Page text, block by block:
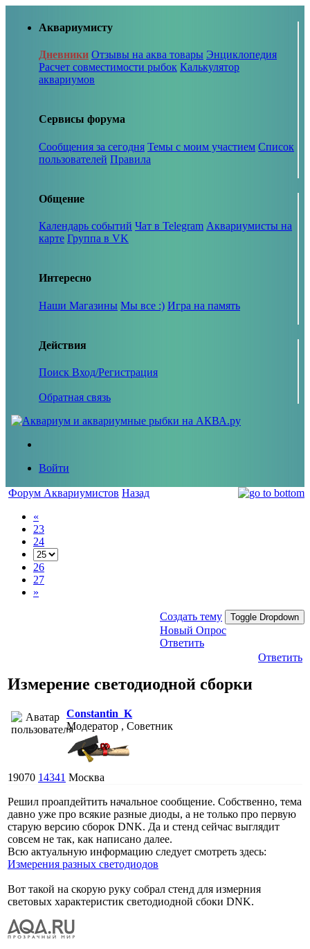
Аквариумисту
Дневники Отзывы на аква товары Энциклопедия
Расчет совместимости рыбок Калькулятор
аквариумов
Сервисы форума
Сообщения за сегодня Темы с моим участием Список
пользователей Правила
Общение
Календарь событий Чат в Telegram Аквариумисты на
карте Группа в VK
Интересно
Наши Магазины Мы все :) Игра на память
Действия
Поиск Вход/Регистрация
Обратная связь
Войти
Форум Аквариумистов Назад
«
23
24
26
27
»
Создать тему Toggle Dropdown
Новый Опрос
Ответить
Ответить
Измерение светодиодной сборки
Constantin_K
Модератор , Советник
19070 14341 Москва
Решил проапдейтить начальное сообщение. Собственно, тема
давно уже про всякие разные диоды, а не только про первую
старую версию сборок DNK. Да и стенд сейчас выглядит
совсем не так, как написано далее.
Всю актуальную информацию следует смотреть здесь:
Измерения разных светодиодов
Вот такой на скорую руку собрал стенд для измерния
световых характеристик светодиодной сбоки DNK.